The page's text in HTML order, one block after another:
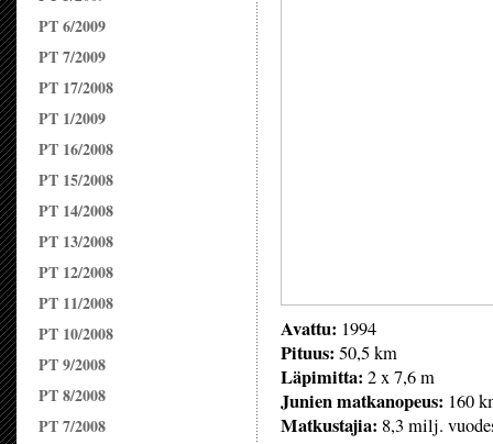
PT 6/2009
PT 7/2009
PT 17/2008
PT 1/2009
PT 16/2008
PT 15/2008
PT 14/2008
PT 13/2008
PT 12/2008
PT 11/2008
PT 10/2008
PT 9/2008
PT 8/2008
PT 7/2008
Avattu: 1994
Pituus: 50,5 km
Läpimitta: 2 x 7,6 m
Junien matkanopeus: 160
Matkustajia: 8,3 milj.